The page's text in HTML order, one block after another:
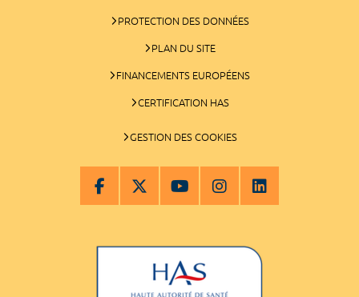
PROTECTION DES DONNÉES
PLAN DU SITE
FINANCEMENTS EUROPÉENS
CERTIFICATION HAS
GESTION DES COOKIES